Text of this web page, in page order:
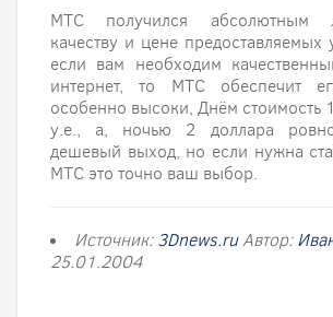
МТС получился абсолютным
качеству и цене предоставляемых
если вам необходим
интернет, то МТС обеспечит
особенно высоки, Днём стоимость
у.е., а, ночью 2 доллара
дешевый выход, но если нужна
МТС это точно ваш выбор.
Источник:3Dnews.ruАвтор:
25.01.2004